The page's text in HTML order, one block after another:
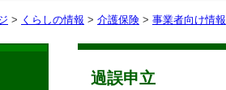
> くらしの情報 > 介護保険 > 事業者向け情報
過誤申立